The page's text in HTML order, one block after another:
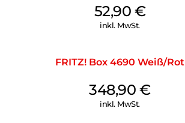
52,90 €
inkl. MwSt.
FRITZ! Box 4690 Weiß/Rot
348,90€
inkl. MwSt.